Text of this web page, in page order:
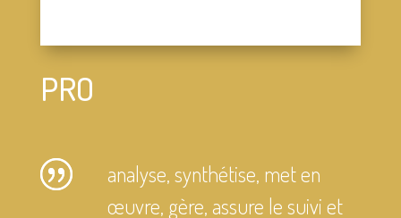
PRO
analyse, synthétise, met en
œuvre, gère, assure le suivi et